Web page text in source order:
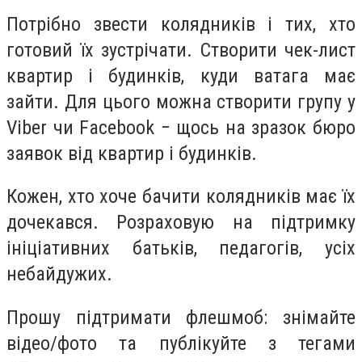
Потрібно звести колядників і тих, хто
готовий їх зустрічати. Створити чек-лист
квартир і будинків, куди ватага має
зайти. Для цього можна створити групу у
Viber чи Facebook − щось на зразок бюро
заявок від квартир і будинків.
Кожен, хто хоче бачити колядників має їх
дочекався. Розраховую на підтримку
ініціативних батьків, педагогів, усіх
небайдужих.
Прошу підтримати флешмоб: знімайте
відео/фото та публікуйте з тегами